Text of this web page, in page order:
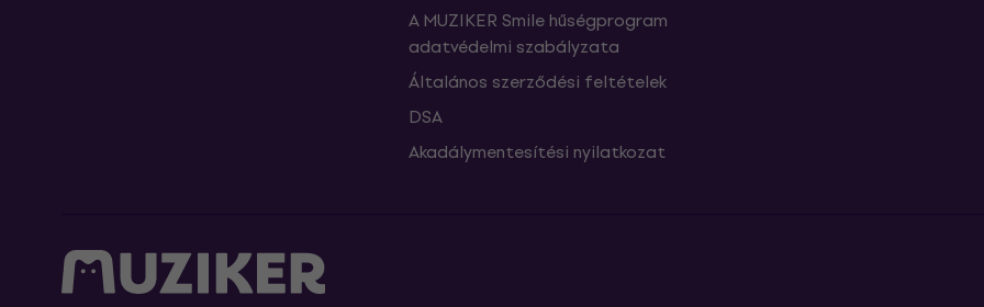
A MUZIKER Smile hűségprogram
adatvédelmi szabályzata
Általános szerződési feltételek
DSA
Akadálymentesítési nyilatkozat